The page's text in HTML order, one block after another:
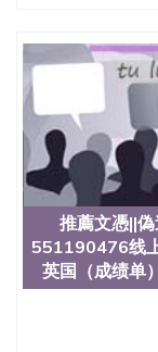
名综合性公立
茅的毕业薪资
教育质量，被
合性大学，每
生前往求学。
位、声誉、实
誉为美国本科
计系更是在当
业生大多可以
机会。许多硅
供许多相应科
(UC)，还是加
都占据着加州
学座落于硅谷
地区为全美的
推薦文憑||
551190476线
英国（成绩单